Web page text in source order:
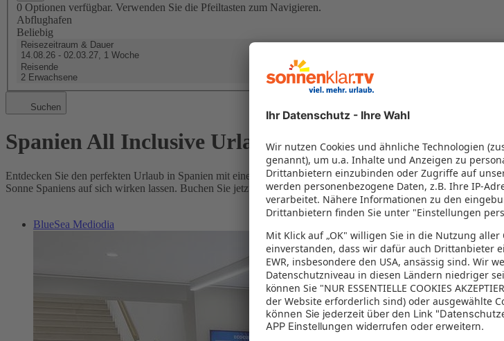
0 Optionen verfügbar. Verwenden Sie die Pfeiltasten zum Navigieren.
Abflughafen
Beliebig
Reisezeitraum & Dauer
14.08.26 - 02.03.27, 1 Woche
Reisende
2 Erwachsene
Suchen
Spanien All Inclusive Urlaub
Entdecken Sie den perfekten Urlaub in Spanien mit einem All Inclusive Erlebnis, das keine Wünsche offenlässt.
Sonne Spaniens auf sich wirken lassen. Buchen Sie jetzt Ihren All Inclusive Aufenthalt und erleben Sie Erholung
BlueSea Mediodia